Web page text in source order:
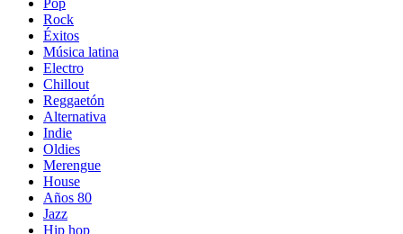
Pop
Rock
Éxitos
Música latina
Electro
Chillout
Reggaetón
Alternativa
Indie
Oldies
Merengue
House
Años 80
Jazz
Hip hop